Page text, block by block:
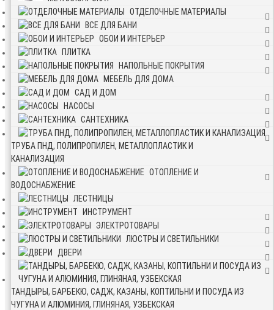
ОТДЕЛОЧНЫЕ МАТЕРИАЛЫ
ВСЕ ДЛЯ БАНИ
ОБОИ И ИНТЕРЬЕР
ПЛИТКА
НАПОЛЬНЫЕ ПОКРЫТИЯ
МЕБЕЛЬ ДЛЯ ДОМА
САД И ДОМ
НАСОСЫ
САНТЕХНИКА
ТРУБА ПНД, ПОЛИПРОПИЛЕН, МЕТАЛЛОПЛАСТИК И
КАНАЛИЗАЦИЯ
ОТОПЛЕНИЕ И
ВОДОСНАБЖЕНИЕ
ЛЕСТНИЦЫ
ИНСТРУМЕНТ
ЭЛЕКТРОТОВАРЫ
ЛЮСТРЫ И СВЕТИЛЬНИКИ
ДВЕРИ
ТАНДЫРЫ, БАРБЕКЮ, САДЖ, КАЗАНЫ, КОПТИЛЬНИ И ПОСУДА ИЗ
ЧУГУНА И АЛЮМИНИЯ, ГЛИНЯНАЯ, УЗБЕКСКАЯ